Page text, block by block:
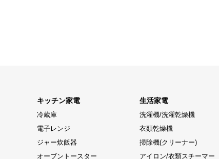
キッチン家電
冷蔵庫
電子レンジ
ジャー炊飯器
オーブントースター
生活家電
洗濯機/洗濯乾燥機
衣類乾燥機
掃除機(クリーナー)
アイロン/衣類スチーマー